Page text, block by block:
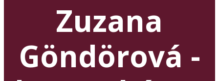
Zuzana
Göndörová -